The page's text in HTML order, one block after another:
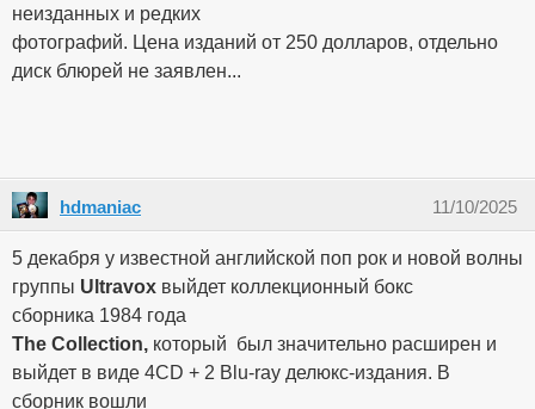
неизданных и редких
фотографий. Цена изданий от 250 долларов, отдельно
диск блюрей не заявлен...
11/10/2025
hdmaniac
5 декабря у известной английской поп рок и новой волны
группы Ultravox выйдет коллекционный бокс
сборника 1984 года
The Collection, который был значительно расширен и
выйдет в виде 4CD + 2 Blu-ray делюкс-издания. В
сборник вошли